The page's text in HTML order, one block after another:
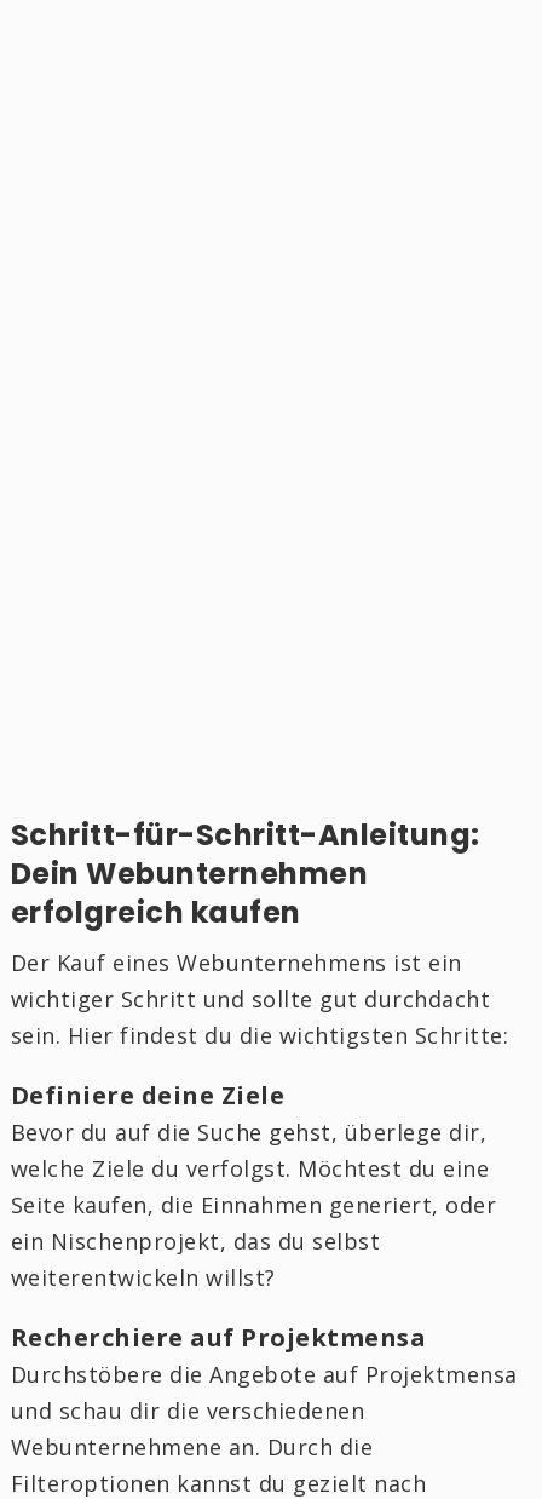
Schritt-für-Schritt-Anleitung:
Dein Webunternehmen
erfolgreich kaufen
Der Kauf eines Webunternehmens ist ein
wichtiger Schritt und sollte gut durchdacht
sein. Hier findest du die wichtigsten Schritte:
Definiere deine Ziele
Bevor du auf die Suche gehst, überlege dir,
welche Ziele du verfolgst. Möchtest du eine
Seite kaufen, die Einnahmen generiert, oder
ein Nischenprojekt, das du selbst
weiterentwickeln willst?
Recherchiere auf Projektmensa
Durchstöbere die Angebote auf Projektmensa
und schau dir die verschiedenen
Webunternehmene an. Durch die
Filteroptionen kannst du gezielt nach